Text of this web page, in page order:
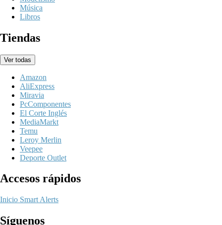
Música
Libros
Tiendas
Ver todas
Amazon
AliExpress
Miravia
PcComponentes
El Corte Inglés
MediaMarkt
Temu
Leroy Merlin
Veepee
Deporte Outlet
Accesos rápidos
Inicio Smart Alerts
Síguenos